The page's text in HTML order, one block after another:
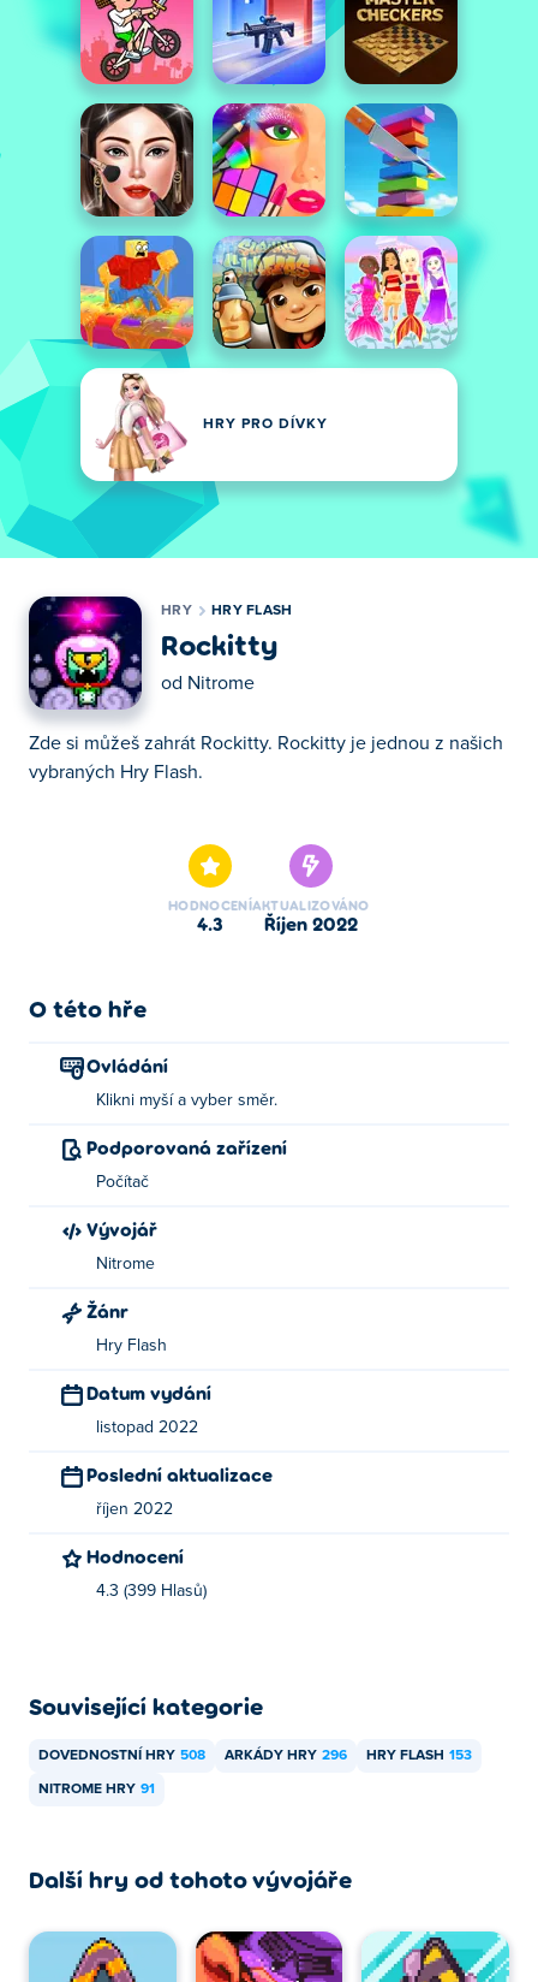
HRY PRO DÍVKY
HRY HRY FLASH
Rockitty
od Nitrome
Zde si můžeš zahrát Rockitty. Rockitty je jednou z našich
vybraných Hry Flash.
HODNOCENÍ
4.3
AKTUALIZOVÁNO
říjen 2022
O této hře
Ovládání
Klikni myší a vyber směr.
Podporovaná zařízení
Počítač
Vývojář
Nitrome
Žánr
Hry Flash
Datum vydání
listopad 2022
Poslední aktualizace
říjen 2022
Hodnocení
4.3 (399 Hlasů)
Související kategorie
DOVEDNOSTNÍ HRY 508 ARKÁDY HRY 296 HRY FLASH 153
NITROME HRY 91
Další hry od tohoto vývojáře